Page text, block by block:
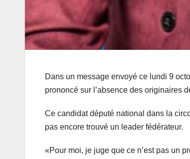
Dans un message envoyé ce lundi 9
prononcé sur l’absence des originaires
Ce candidat député national dans la
pas encore trouvé un leader fédérateur.
«Pour moi, je juge que ce n’est pas un